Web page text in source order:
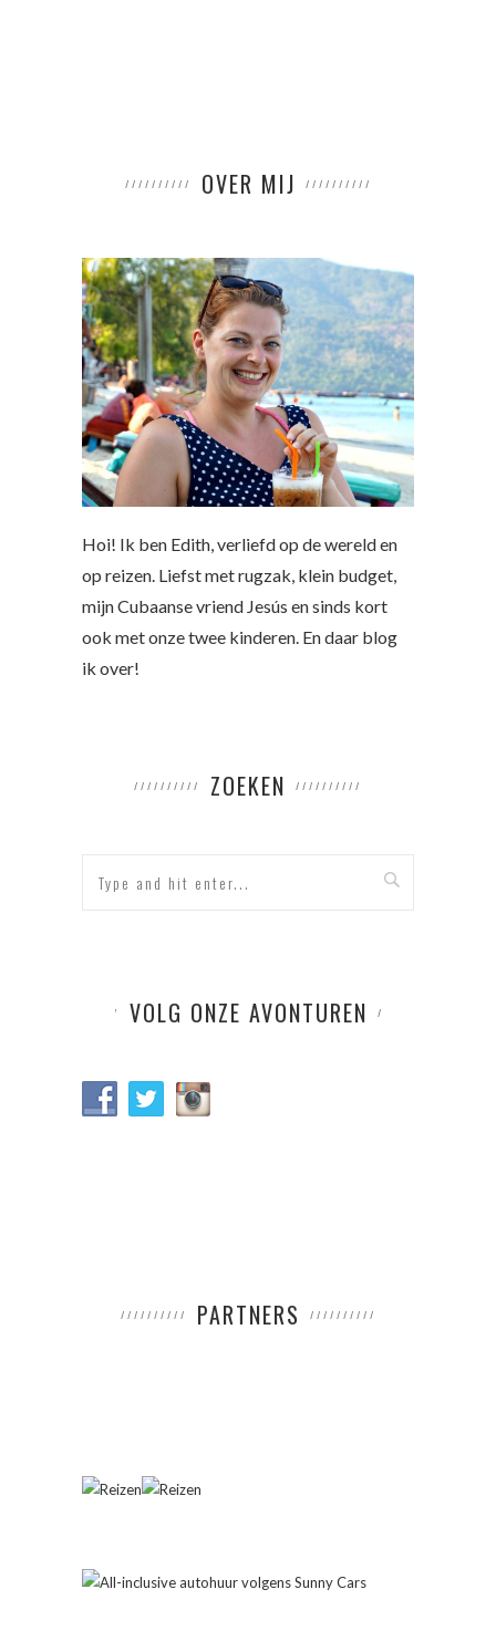
OVER MIJ
Hoi! Ik ben Edith, verliefd op de wereld en
op reizen. Liefst met rugzak, klein budget,
mijn Cubaanse vriend Jesús en sinds kort
ook met onze twee kinderen. En daar blog
ik over!
ZOEKEN
VOLG ONZE AVONTUREN
PARTNERS